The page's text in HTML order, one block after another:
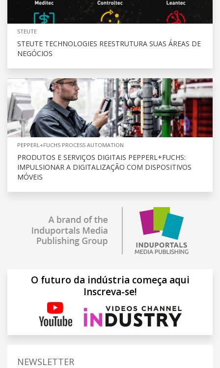
STEUTE
STEUTE TECHNOLOGIES REESTRUTURA SUAS ÁREAS DE
NEGÓCIOS
PEPPERL+FUCHS PROCESS AUTOMATION
PRODUTOS E SERVIÇOS DIGITAIS PEPPERL+FUCHS:
IMPULSIONAR A DIGITALIZAÇÃO COM DISPOSITIVOS
MÓVEIS
O futuro da indústria começa aqui
Inscreva-se!
NEWSLETTER